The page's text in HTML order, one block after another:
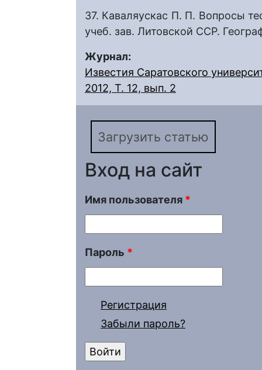
37. Каваляускас П. П. Вопросы
учеб. зав. Литовской ССР.
Журнал:
Известия Саратовского
2012, Т. 12, вып. 2
Загрузить статью
Вход на сайт
Имя пользователя *
Пароль *
Регистрация
Забыли пароль?